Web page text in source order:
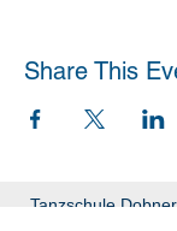
Share This
Tanzschule